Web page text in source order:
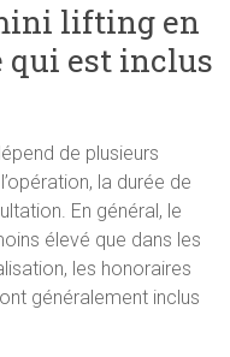
lifting en
qui est inclus
de plusieurs
la durée de
En général, le
élevé que dans les
les honoraires
généralement inclus